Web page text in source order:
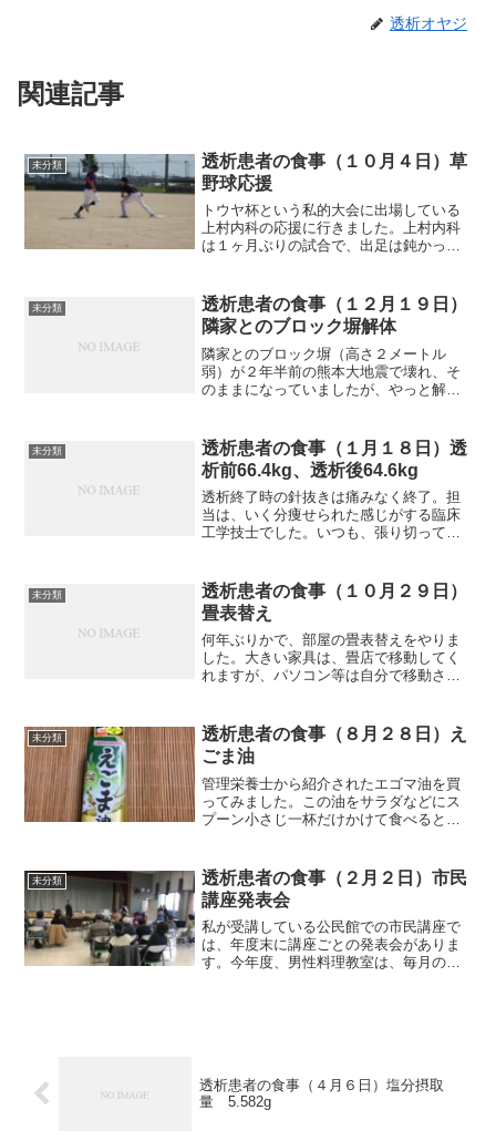
透析オヤジ
関連記事
未分類
透析患者の食事（１０月４日）草
野球応援
トウヤ杯という私的大会に出場している
上村内科の応援に行きました。上村内科
は１ヶ月ぶりの試合で、出足は鈍かった
た。写真では上村内科は守備側です。選
手数も上村院長まで出場と...
未分類
透析患者の食事（１２月１９日）
隣家とのブロック塀解体
隣家とのブロック塀（高さ２メートル
弱）が２年半前の熊本大地震で壊れ、そ
のままになっていましたが、やっと解体
アの開閉はブロック塀である程度遮音さ
れていました。しかし、これ...
未分類
透析患者の食事（１月１８日）透
析前66.4kg、透析後64.6kg
透析終了時の針抜きは痛みなく終了。担
当は、いく分痩せられた感じがする臨床
工学技士でした。いつも、張り切って仕
朝食（かき揚げです）かき揚げの他は昨
夜の残りです。昼食（非常...
未分類
透析患者の食事（１０月２９日）
畳表替え
何年ぶりかで、部屋の畳表替えをやりま
した。大きい家具は、畳店で移動してく
れますが、パソコン等は自分で移動させ
やりました。部屋掃除は疲れますね。畳
は、朝、８時半頃、畳店が取...
未分類
透析患者の食事（８月２８日）え
ごま油
管理栄養士から紹介されたエゴマ油を買
ってみました。この油をサラダなどにス
プーン小さじ一杯だけかけて食べると、
肪酸と呼ばれるグループの油だとか。か
って、日本人は魚でオメガ...
未分類
透析患者の食事（２月２日）市民
講座発表会
私が受講している公民館での市民講座で
は、年度末に講座ごとの発表会がありま
す。今年度、男性料理教室は、毎月の料
透析患者の食事（４月６日）塩分摂取
量 5.582g